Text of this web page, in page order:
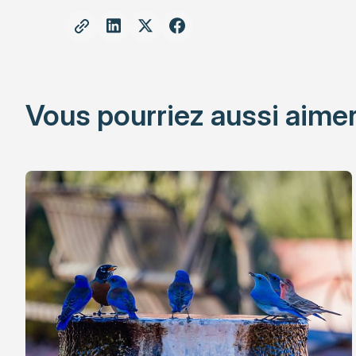
Vous pourriez aussi